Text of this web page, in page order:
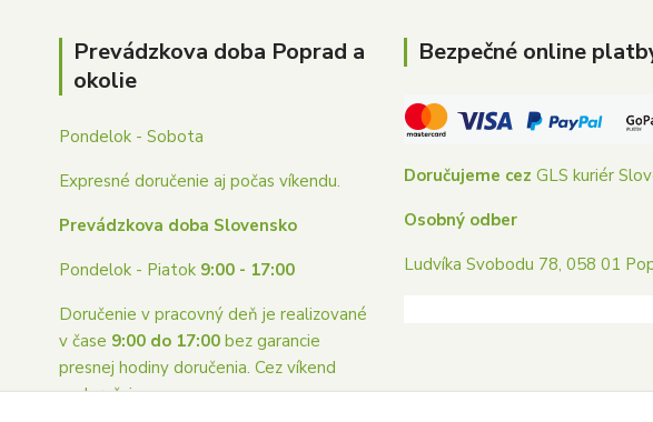
Prevádzkova doba Poprad a
okolie
Pondelok - Sobota
Expresné doručenie aj počas víkendu.
Prevádzkova doba Slovensko
Pondelok - Piatok 9:00 - 17:00
Doručenie v pracovný deň je realizované
v čase 9:00 do 17:00 bez garancie
presnej hodiny doručenia. Cez víkend
nedoručujeme.
Bezpečné online
Doručujeme cez GLS kuriér
Osobný odber
Ludvíka Svobodu 78, 058 01